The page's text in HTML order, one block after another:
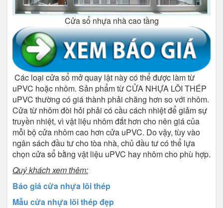
Cửa sổ nhựa nhà cao tầng
Các loại cửa sổ mở quay lật này có thể được làm từ
uPVC hoặc nhôm. Sản phẩm từ CỬA NHỰA LÕI THÉP
uPVC thường có giá thành phải chăng hơn so với nhôm.
Cửa từ nhôm đòi hỏi phải có cầu cách nhiệt để giảm sự
truyền nhiệt, vì vật liệu nhôm đắt hơn cho nên giá của
mỗi bộ cửa nhôm cao hơn cửa uPVC. Do vậy, tùy vào
ngân sách đầu tư cho tòa nhà, chủ đầu tư có thể lựa
chọn cửa sổ bằng vật liệu uPVC hay nhôm cho phù hợp.
Quý khách xem thêm:
Báo giá cửa nhựa lõi thép
Mẫu cửa nhựa lõi thép đẹp